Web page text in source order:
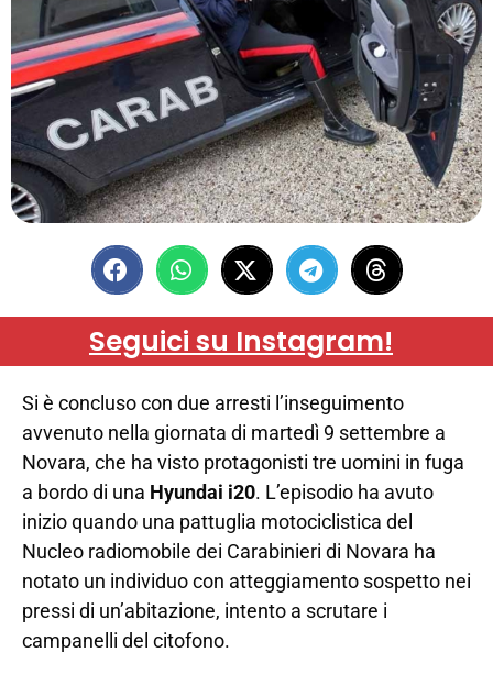
Seguici su Instagram!
Si è concluso con due arresti l’inseguimento
avvenuto nella giornata di martedì 9 settembre a
Novara, che ha visto protagonisti tre uomini in fuga
a bordo di una Hyundai i20. L’episodio ha avuto
inizio quando una pattuglia motociclistica del
Nucleo radiomobile dei Carabinieri di Novara ha
notato un individuo con atteggiamento sospetto nei
pressi di un’abitazione, intento a scrutare i
campanelli del citofono.